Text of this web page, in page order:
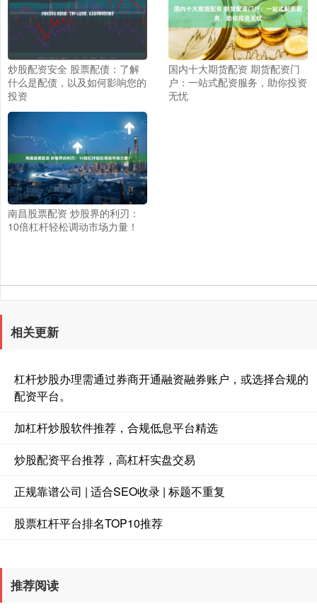
炒股配资安全 股票配债：了解
什么是配债，以及如何影响您的
投资
国内十大期货配资 期货配资门
户：一站式配资服务，助你投资
无忧
南昌股票配资 炒股界的利刃：
10倍杠杆轻松调动市场力量！
相关更新
杠杆炒股办理需通过券商开通融资融券账户，或选择合规的
配资平台。
加杠杆炒股软件推荐，合规低息平台精选
炒股配资平台推荐，高杠杆实盘交易
正规靠谱公司 | 适合SEO收录 | 标题不重复
股票杠杆平台排名TOP10推荐
推荐阅读